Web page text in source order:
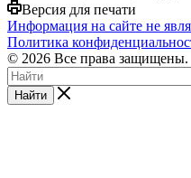
Версия для печати
Информация на сайте не
Политика
© 2026 Все права защищены.
Найти